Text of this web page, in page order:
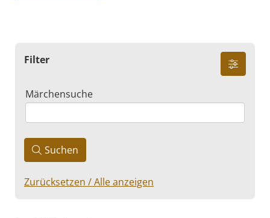
Filter
Märchensuche
Suchen
Zurücksetzen / Alle anzeigen